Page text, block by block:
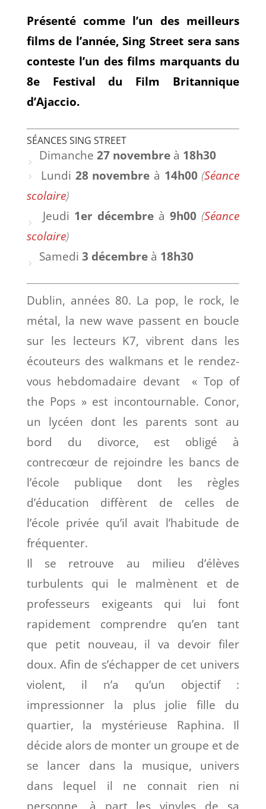
Présenté comme l’un des meilleurs
films de l’année, Sing Street sera sans
conteste l’un des films marquants du
8e Festival du Film Britannique
d’Ajaccio.
SÉANCES SING STREET
Dimanche 27 novembre à 18h30
Lundi 28 novembre à 14h00(Séance
scolaire)
Jeudi 1er décembre à 9h00(Séance
scolaire)
Samedi 3 décembreà 18h30
Dublin, années 80. La pop, le rock, le
métal, la new wave passent en boucle
sur les lecteurs K7, vibrent dans les
écouteurs des walkmans et le rendez-
vous hebdomadaire devant « Top of
the Pops » est incontournable. Conor,
un lycéen dont les parents sont au
bord du divorce, est obligé à
contrecœur de rejoindre les bancs de
l’école publique dont les règles
d’éducation diffèrent de celles de
l’école privée qu’il avait l’habitude de
fréquenter.
Il se retrouve au milieu d’élèves
turbulents qui le malmènent et de
professeurs exigeants qui lui font
rapidement comprendre qu’en tant
que petit nouveau, il va devoir filer
doux. Afin de s’échapper de cet univers
violent, il n’a qu’un objectif :
impressionner la plus jolie fille du
quartier, la mystérieuse Raphina. Il
décide alors de monter un groupe et de
se lancer dans la musique, univers
dans lequel il ne connait rien ni